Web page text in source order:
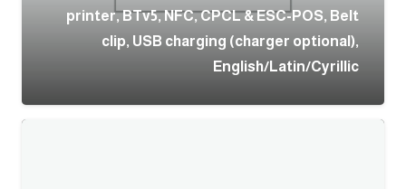
printer, BTv5, NFC, CPCL & ESC-POS, Belt
clip, USB charging (charger optional),
English/Latin/Cyrillic